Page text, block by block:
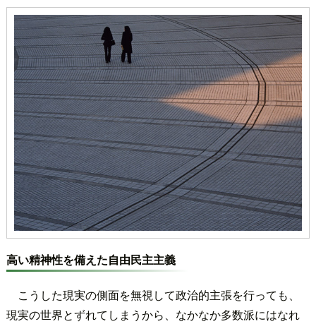
高い精神性を備えた自由民主主義
こうした現実の側面を無視して政治的主張を行っても、
現実の世界とずれてしまうから、なかなか多数派にはなれ